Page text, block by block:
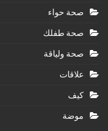
صحة حواء
صحة طفلك
صحة ولياقة
علاقات
كيف
موضة